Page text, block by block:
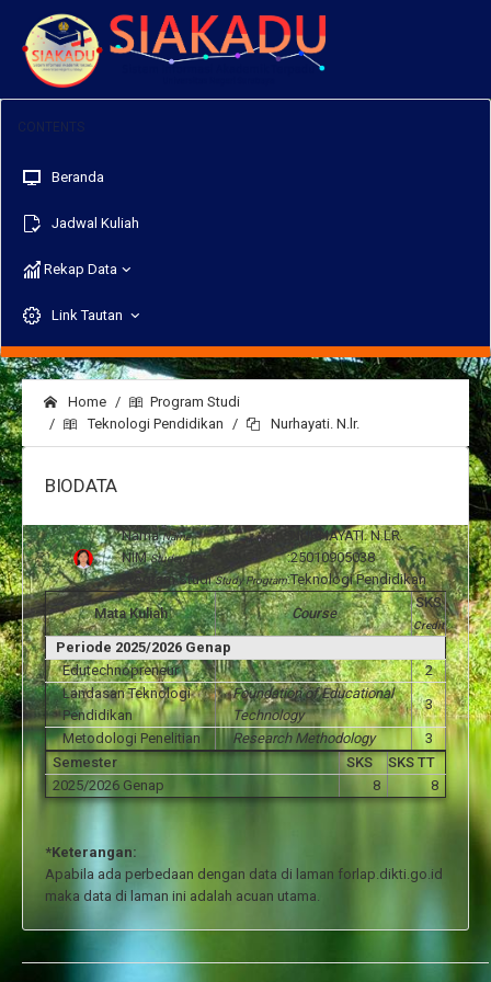
Beranda
Jadwal Kuliah
Rekap Data
Link Tautan
Home
Program Studi
Teknologi Pendidikan
Nurhayati. N.lr.
BIODATA
NamaName
NURHAYATI. N.LR.
NIMStudent ID :25010905038
Program StudiStudy Program:Teknologi Pendidikan
Mata Kuliah Course
SKS
Credit
Periode 2025/2026 Genap
Edutechnopreneur
2
Landasan Teknologi
Pendidikan
Foundation of Educational
Technology
3
Metodologi Penelitian Research Methodology
3
Semester
SKS
SKS TT
2025/2026 Genap
8 8
*Keterangan:
Apabila ada perbedaan dengan data di laman forlap.dikti.go.id
maka data di laman ini adalah acuan utama.